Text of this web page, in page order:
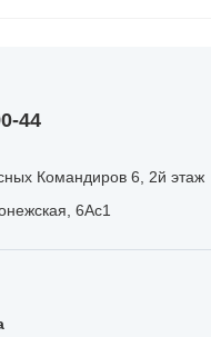
44
Командиров 6, 2й этаж
6Ас1